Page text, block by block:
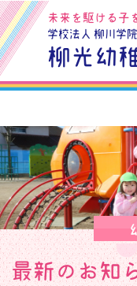
学校法人 柳川学院
柳光幼
未来を駆ける子
最新のお知